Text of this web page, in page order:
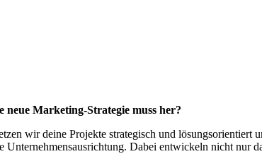
Marketing-Strategie muss her?
wir deine Projekte strategisch und lösungsorientiert
Dabei entwickeln nicht nur